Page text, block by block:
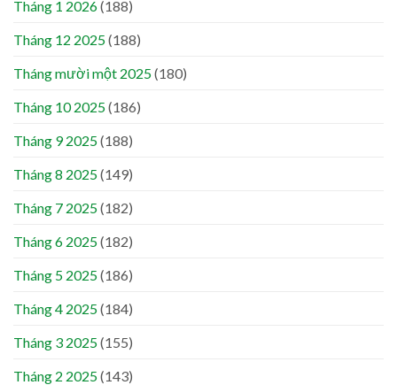
Tháng 1 2026(188)
Tháng 12 2025(188)
Tháng mười một 2025(180)
Tháng 10 2025(186)
Tháng 9 2025(188)
Tháng 8 2025(149)
Tháng 7 2025(182)
Tháng 6 2025(182)
Tháng 5 2025(186)
Tháng 4 2025(184)
Tháng 3 2025(155)
Tháng 2 2025(143)